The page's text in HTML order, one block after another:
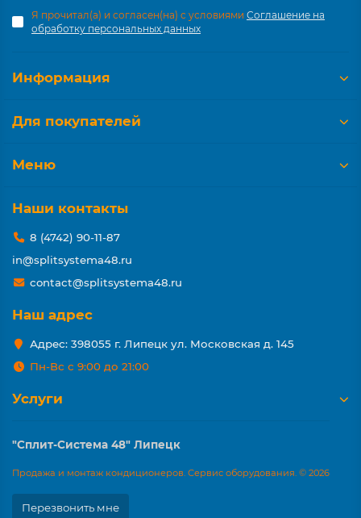
Я прочитал(а) и согласен(на) с условиями Соглашение на
обработку персональных данных
Информация
Для покупателей
Меню
Наши контакты
8 (4742) 90-11-87
in@splitsystema48.ru
contact@splitsystema48.ru
Наш адрес
Адрес: 398055 г. Липецк ул. Московская д. 145
Пн-Вс с 9:00 до 21:00
Услуги
"Сплит-Система 48" Липецк
Продажа и монтаж кондиционеров. Сервис оборудования. © 2026
Перезвонить мне